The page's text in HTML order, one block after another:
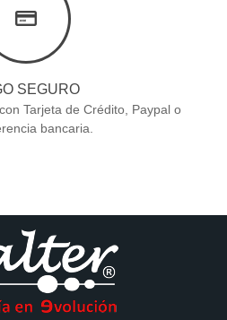
SEGURO
Tarjeta de Crédito, Paypal o
bancaria.